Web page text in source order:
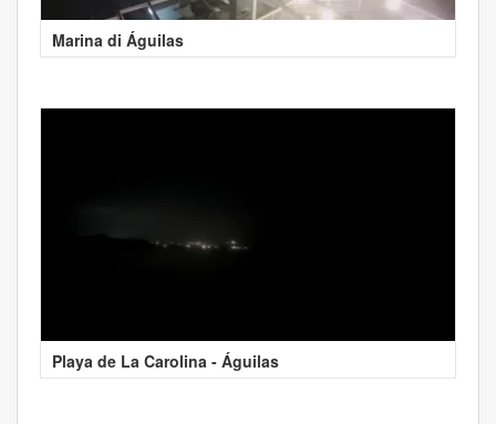
Marina di Águilas
Playa de La Carolina - Águilas